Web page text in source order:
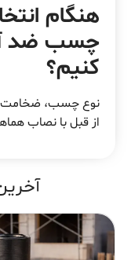
هنگام
چسب ضد
کنیم؟
نوع چسب،
از قبل با نصاب